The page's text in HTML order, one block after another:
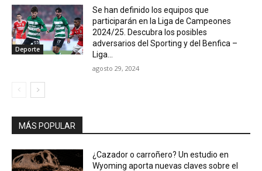
Deporte
Se han definido los equipos que
participarán en la Liga de Campeones
2024/25. Descubra los posibles
adversarios del Sporting y del Benfica –
Liga...
agosto 29, 2024
MÁS POPULAR
¿Cazador o carroñero? Un estudio en
Wyoming aporta nuevas claves sobre el